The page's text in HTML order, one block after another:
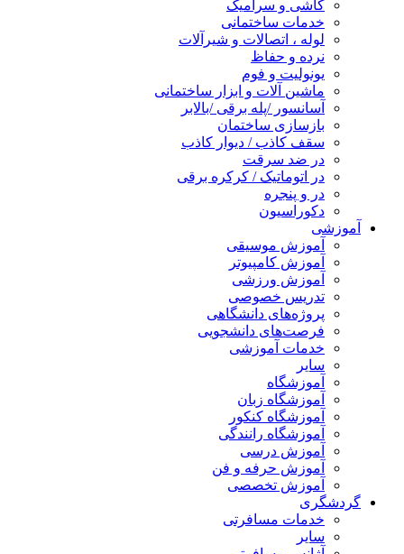
کاشی و سرامیک
خدمات ساختمانی
لوله ، اتصالات و شیرآلات
نرده و حفاظ
یونولیت و فوم
ماشین آلات و ابزار ساختمانی
آسانسور /پله برقی /بالابر
بازسازی ساختمان
سقف کاذب / دیوار کاذب
در ضد سرقت
در اتوماتیک / کرکره برقی
در و پنجره
دکوراسیون
آموزشی
آموزش موسیقی
آموزش کامپیوتر
آموزش ورزشی
تدریس خصوصی
پروژه‌های دانشگاهی
فرصت‌های دانشجویی
خدمات آموزشی
سایر
آموزشگاه
آموزشگاه زبان
آموزشگاه کنکور
آموزشگاه رانندگی
آموزش درسی
آموزش حرفه و فن
آموزش تخصصی
گردشگری
خدمات مسافرتی
سایر